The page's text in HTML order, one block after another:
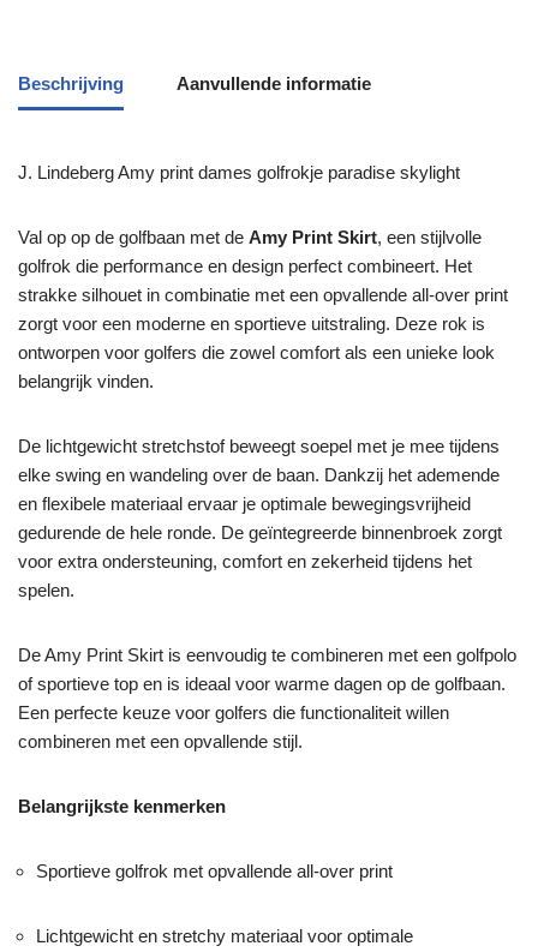
Beschrijving Aanvullende informatie
J. Lindeberg Amy print dames golfrokje paradise skylight
Val op op de golfbaan met de Amy Print Skirt, een stijlvolle
golfrok die performance en design perfect combineert. Het
strakke silhouet in combinatie met een opvallende all-over print
zorgt voor een moderne en sportieve uitstraling. Deze rok is
ontworpen voor golfers die zowel comfort als een unieke look
belangrijk vinden.
De lichtgewicht stretchstof beweegt soepel met je mee tijdens
elke swing en wandeling over de baan. Dankzij het ademende
en flexibele materiaal ervaar je optimale bewegingsvrijheid
gedurende de hele ronde. De geïntegreerde binnenbroek zorgt
voor extra ondersteuning, comfort en zekerheid tijdens het
spelen.
De Amy Print Skirt is eenvoudig te combineren met een golfpolo
of sportieve top en is ideaal voor warme dagen op de golfbaan.
Een perfecte keuze voor golfers die functionaliteit willen
combineren met een opvallende stijl.
Belangrijkste kenmerken
Sportieve golfrok met opvallende all-over print
Lichtgewicht en stretchy materiaal voor optimale